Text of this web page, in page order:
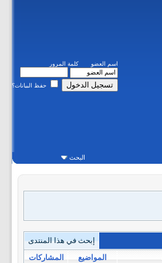
اسم العضو كلمة المرور
حفظ البيانات؟
البحث
إبحث في هذا المنتدى
المواضيع المشاركات